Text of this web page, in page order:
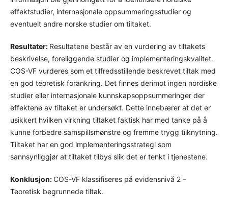
effektstudier, internasjonale oppsummeringsstudier og
eventuelt andre norske studier om tiltaket.
Resultater: Resultatene består av en vurdering av tiltakets
beskrivelse, foreliggende studier og implementeringskvalitet.
COS-VF vurderes som et tilfredsstillende beskrevet tiltak med
en god teoretisk forankring. Det finnes derimot ingen nordiske
studier eller internasjonale kunnskapsoppsummeringer der
effektene av tiltaket er undersøkt. Dette innebærer at det er
usikkert hvilken virkning tiltaket faktisk har med tanke på å
kunne forbedre samspillsmønstre og fremme trygg tilknytning.
Tiltaket har en god implementeringsstrategi som
sannsynliggjør at tiltaket tilbys slik det er tenkt i tjenestene.
Konklusjon:COS-VF klassifiseres på evidensnivå 2 –
Teoretisk begrunnede tiltak.